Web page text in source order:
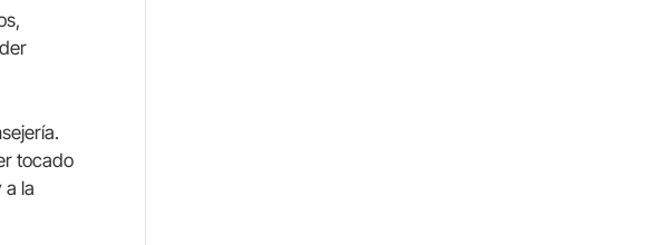
tocado
a la